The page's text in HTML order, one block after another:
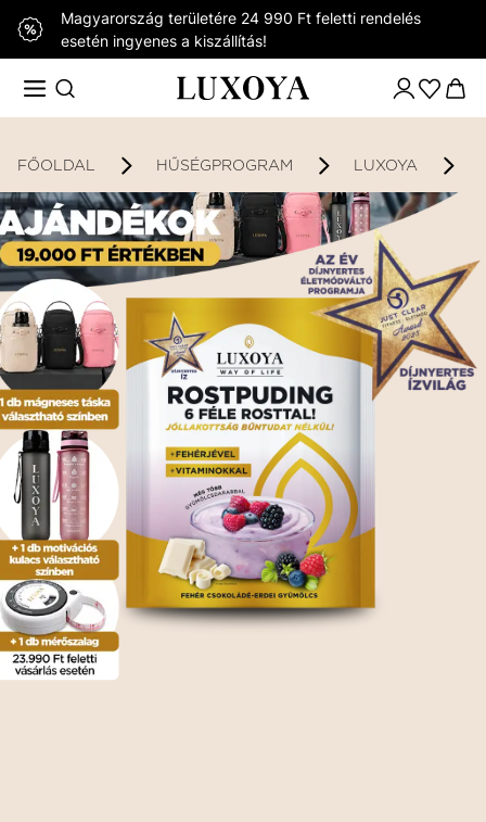
Magyarország területére 24 990 Ft feletti rendelés
esetén ingyenes a kiszállítás!
FŐOLDAL HŰSÉGPROGRAM LUXOYA